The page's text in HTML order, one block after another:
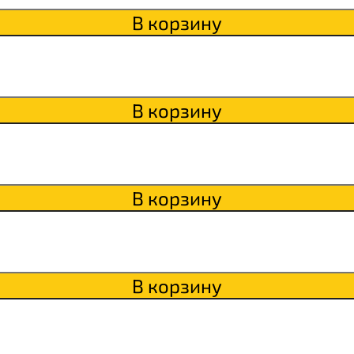
В корзину
В корзину
В корзину
В корзину